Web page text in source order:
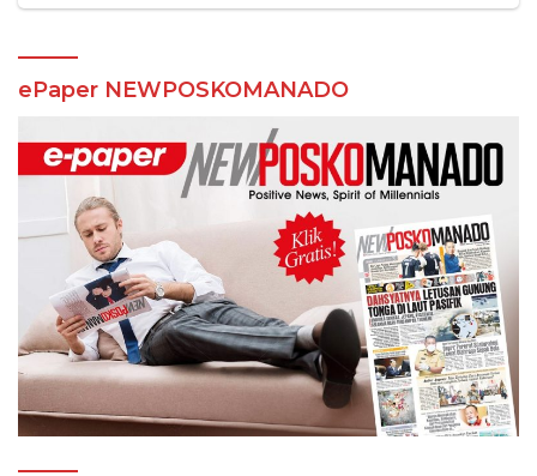
ePaper NEWPOSKOMANADO